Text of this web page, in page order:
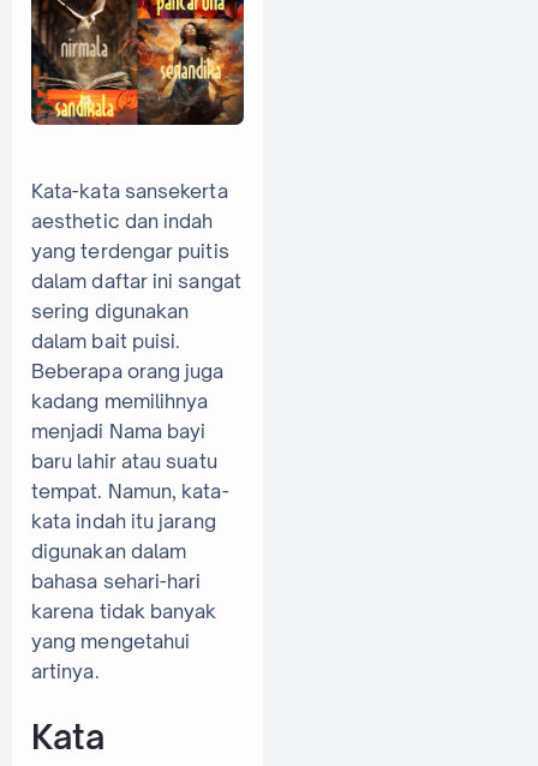
Kata-kata sansekerta
aesthetic dan indah
yang terdengar puitis
dalam daftar ini sangat
sering digunakan
dalam bait puisi.
Beberapa orang juga
kadang memilihnya
menjadi Nama bayi
baru lahir atau suatu
tempat. Namun, kata-
kata indah itu jarang
digunakan dalam
bahasa sehari-hari
karena tidak banyak
yang mengetahui
artinya.
Kata